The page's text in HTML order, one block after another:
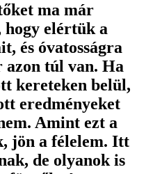
ma már
hogy elértük a
és óvatosságra
azon túl van. Ha
kereteken belül,
eredményeket
Amint ezt a
jön a félelem. Itt
de olyanok is